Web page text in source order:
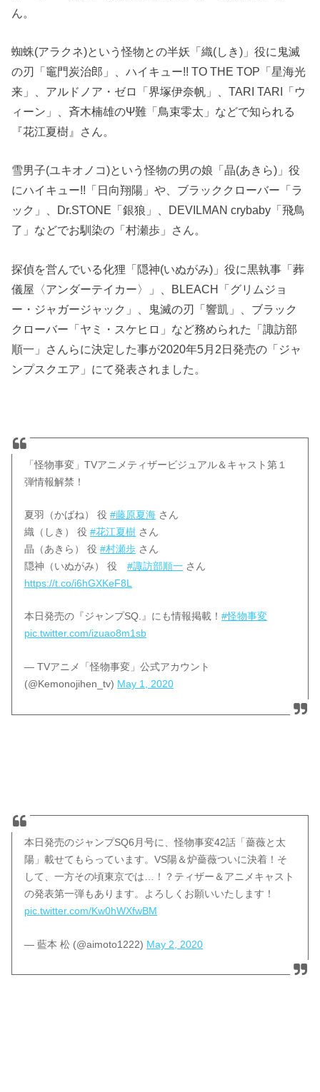
ん。
蜘蛛(アラクネ)という怪物との半妖「織(しき)」役に鬼滅
の刃「竈門炭治郎」、ハイキュー!! TO THE TOP「星海光
来」、アルドノア・ゼロ「界塚伊奈帆」、TARI TARI「ウ
ィーン」、斉木楠雄のΨ難「鳥束零太」などで知られる
『花江夏樹』さん。
雪男子(ユキオノコ)という怪物の男の娘「晶(あきら)」役
にハイキュー!!「日向翔陽」や、ブラッククローバー「ラ
ック」、Dr.STONE「銀狼」、DEVILMAN crybaby「飛鳥
了」などでお馴染の「村瀬歩」さん。
探偵を営んでいる化狸「隠神(いぬがみ)」役に黒執事「葬
儀屋〈アンダーテイカー〉」、BLEACH「グリムジョ
ー・ジャガージャック」、鬼滅の刃「響凱」、ブラック
クローバー「ヤミ・スケヒロ」など務められた「諏訪部
順一」さんらに決定した事が2020年5月2日発売の「ジャ
ンプスクエア」にて発表されました。
「怪物事変」TVアニメティザービジュアル＆キャスト第１
弾情報解禁！
夏羽（かばね） 役#藤原夏海 さん
織（しき） 役#花江夏樹 さん
晶（あきら） 役#村瀬歩 さん
隠神（いぬがみ） 役#諏訪部順一 さん
https://t.co/i6hGXKeF8L
本日発売の『ジャンプSQ.』にも情報掲載！#怪物事変
pic.twitter.com/izuao8m1sb
— TVアニメ「怪物事変」公式アカウント
(@Kemonojihen_tv) May 1, 2020
本日発売のジャンプSQ6月号に、怪物事変42話「薔薇と太
陽」載せてもらっています。VS陽＆炉薔薇ついに決着！そ
して、一方その頃東京では…！？ティザー＆アニメキャスト
の発表第一弾もあります。よろしくお願いいたします！
pic.twitter.com/Kw0hWXfwBM
— 藍本 松 (@aimoto1222) May 2, 2020